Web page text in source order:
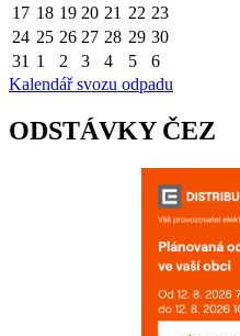
17 18 19 20 21 22 23
24 25 26 27 28 29 30
31 1 2 3 4 5
6
Kalendář svozu odpadu
ODSTÁVKY ČEZ